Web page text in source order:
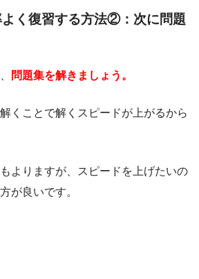
く復習する方法②：次に問題
問題集を解きましょう。
くことで解くスピードが上がるから
よりますが、スピードを上げたいの
が良いです。